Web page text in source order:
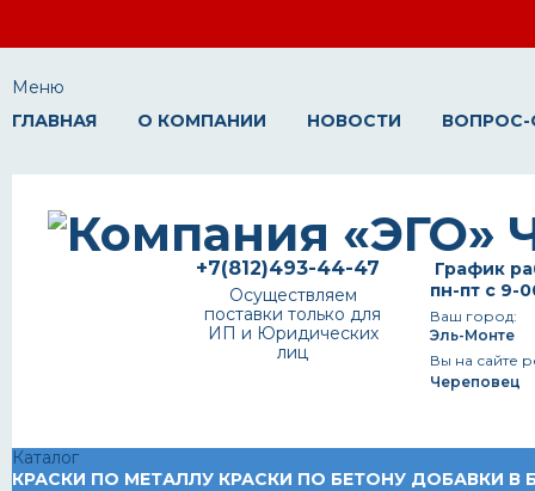
Меню
ГЛАВНАЯ
О КОМПАНИИ НОВОСТИ ВОПРОС-
График
пн-пт с 9-
Ваш город:
Эль-Монте
Вы на сайте
Череповец
+7(812)493-44-47
Осуществляем
поставки только для
ИП и Юридических
лиц
Каталог
КРАСКИ ПО МЕТАЛЛУ КРАСКИ ПО БЕТОНУ ДОБАВКИ В